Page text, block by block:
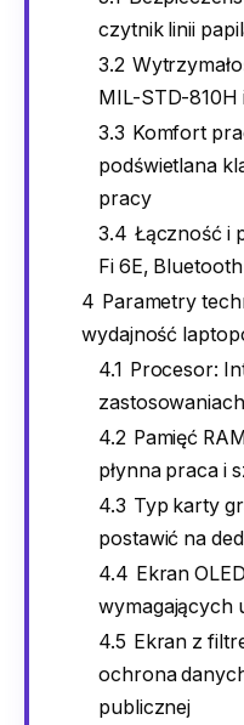
czytnik linii
3.2
MIL-STD-
3.3 Komfort
podświetlana
pracy
3.4 Łączność i
Fi 6E, Bluetooth
4 Parametry
wydajność
4.1
Procesor:
4.2 Pamięć
płynna praca i
4.3 Typ karty
postawić na
4.4 Ekran
wymagających
4.5 Ekran z
ochrona
publicznej